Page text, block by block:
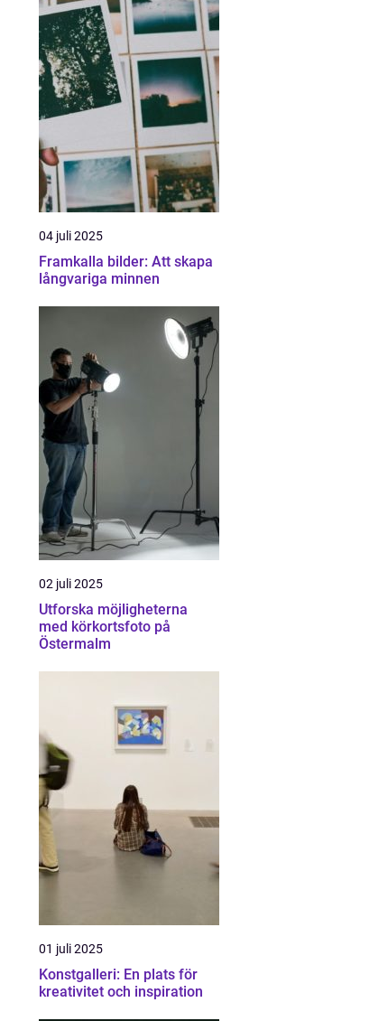
04 juli 2025
Framkalla bilder: Att skapa
långvariga minnen
02 juli 2025
Utforska möjligheterna
med körkortsfoto på
Östermalm
01 juli 2025
Konstgalleri: En plats för
kreativitet och inspiration